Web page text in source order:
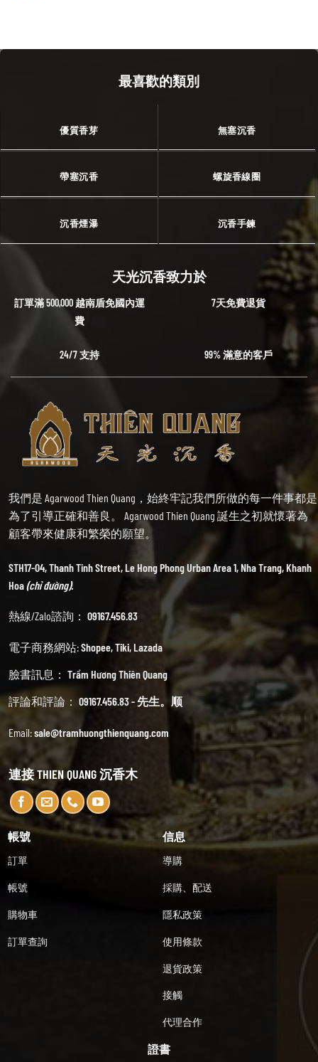
最喜歡的類別
優質香芽 無塞沉香
帶塞沉香 螺旋香線圈
沉香煙瀑 沉香手鍊
天光沉香致力於
訂單滿 500,000 越南盾免國內運
費
7天免費退貨
24/7 支持 99% 滿意的客戶
我們是 Agarwood Thien Quang，始終牢記我們所做的每一件事都是
為了引導正確和善良。 Agarwood Thien Quang 誕生之初就懷著為
顧客帶來健康和繁榮的願望。
STH17-04, Thanh Tinh Street, Le Hong Phong Urban Area 1, Nha Trang, Khanh
Hoa(chỉ đường).
熱線/Zalo諮詢： 09167.456.83
電子商務網站:Shopee,Tiki,Lazada
臉書訊息： Trầm Hương Thiên Quang
評論和評論： 09167.456.83 - 先生。顺
Email:sale@tramhuongthienquang.com
連接 THIEN QUANG 沉香木
帳號
訂單
帳號
購物車
訂單查詢
信息
導購
採購、配送
隱私政策
使用條款
退貨政策
接觸
代理合作
證書